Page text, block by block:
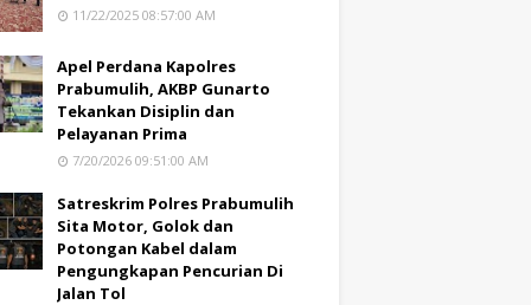
11/22/2025 08:57:00 AM
Apel Perdana Kapolres
Prabumulih, AKBP Gunarto
Tekankan Disiplin dan
Pelayanan Prima
7/20/2026 09:51:00 AM
Satreskrim Polres Prabumulih
Sita Motor, Golok dan
Potongan Kabel dalam
Pengungkapan Pencurian Di
Jalan Tol